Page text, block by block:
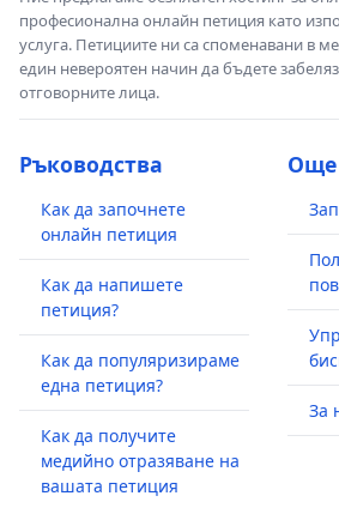
професионална онлайн петиция като
услуга. Петициите ни са споменавани в
един невероятен начин да бъдете
отговорните лица.
Ръководства
Как да започнете
онлайн петиция
Как да напишете
петиция?
Как да популяризираме
една петиция?
Как да получите
медийно отразяване на
вашата петиция
Още
За